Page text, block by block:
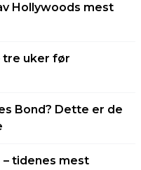
Hollywoods mest
tre uker før
Bond? Dette er de
– tidenes mest